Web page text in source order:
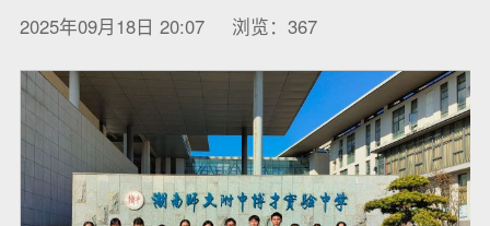
2025年09月18日 20:07 浏览： 367